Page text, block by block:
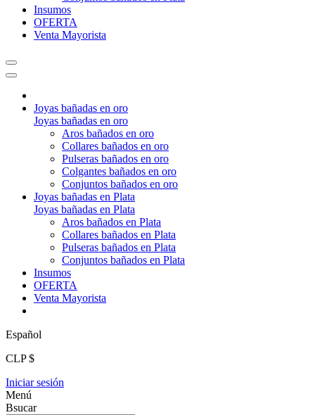
Insumos
OFERTA
Venta Mayorista
Joyas bañadas en oro
Joyas bañadas en oro
Aros bañados en oro
Collares bañados en oro
Pulseras bañados en oro
Colgantes bañados en oro
Conjuntos bañados en oro
Joyas bañadas en Plata
Joyas bañadas en Plata
Aros bañados en Plata
Collares bañados en Plata
Pulseras bañados en Plata
Conjuntos bañados en Plata
Insumos
OFERTA
Venta Mayorista
Español
CLP $
Iniciar sesión
Menú
Bsucar